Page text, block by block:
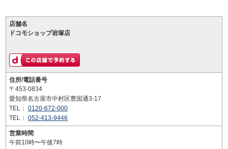
店舗名
ドコモショップ岩塚店
住所/電話番号
〒453-0834
愛知県名古屋市中村区豊国通3-17
TEL： 0120-672-000
TEL： 052-413-9446
営業時間
午前10時〜午後7時